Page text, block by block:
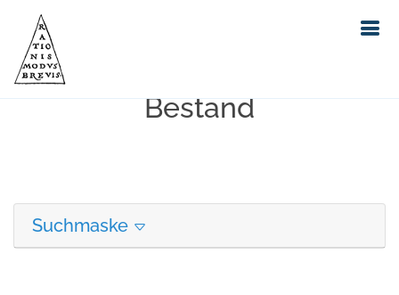
Erweiterte Suche in unserem
Bestand
Suchmaske